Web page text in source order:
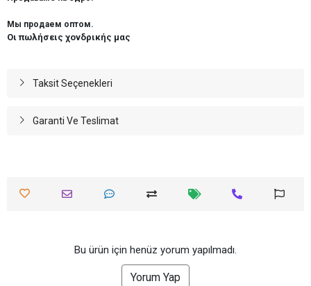
Мы продаем оптом.
Οι πωλήσεις χονδρικής μας
Taksit Seçenekleri
Garanti Ve Teslimat
Bu ürün için henüz yorum yapılmadı.
Yorum Yap